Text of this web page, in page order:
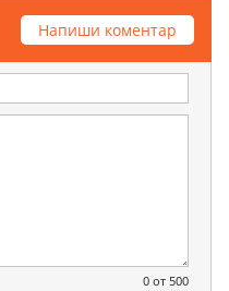
Напиши коментар
0 от 500